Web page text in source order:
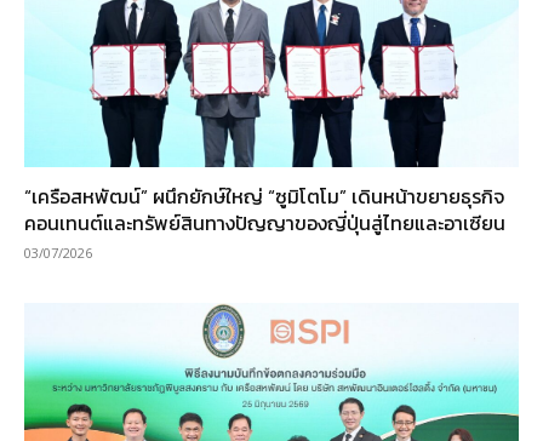
“เครือสหพัฒน์” ผนึกยักษ์ใหญ่ “ซูมิโตโม” เดินหน้าขยายธุรกิจ
คอนเทนต์และทรัพย์สินทางปัญญาของญี่ปุ่นสู่ไทยและอาเซียน
03/07/2026